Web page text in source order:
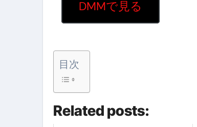
失敗しない「爪切り」
失敗しない「カニ」
DMMで見る
目次
Related posts: